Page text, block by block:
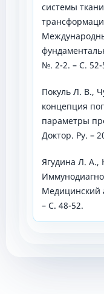
системы
№. 2-2. – С. 52-
Покуль Л. В.,
концепция
параметры
Доктор. Ру. –
Ягудина Л. А.,
Медицинский
– С. 48-52.